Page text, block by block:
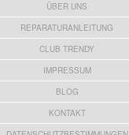
ÜBER UNS
REPARATURANLEITUNG
CLUB TRENDY
IMPRESSUM
BLOG
KONTAKT